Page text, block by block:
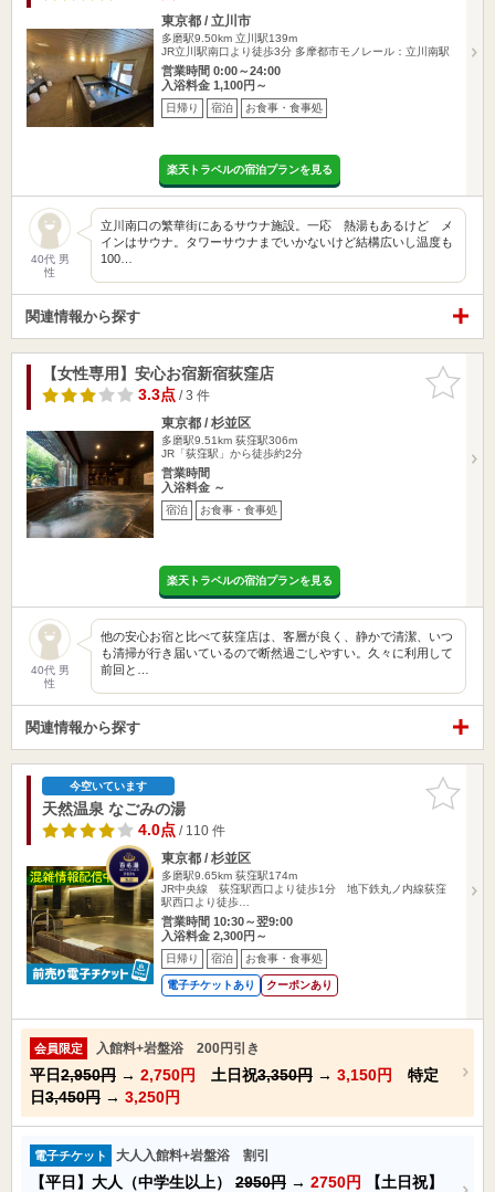
東京都 / 立川市
多磨駅9.50km 立川駅139m
JR立川駅南口より徒歩3分 多摩都市モノレール：立川南駅
営業時間 0:00～24:00
入浴料金 1,100円～
日帰り 宿泊 お食事・食事処
楽天トラベルの宿泊プランを見る
40代 男
性
立川南口の繁華街にあるサウナ施設。一応 熱湯もあるけど メ
インはサウナ。タワーサウナまでいかないけど結構広いし温度も
100…
関連情報から探す
お気に入
りに追加
【女性専用】安心お宿新宿荻窪店
3.3点/ 3 件
東京都 / 杉並区
多磨駅9.51km 荻窪駅306m
JR「荻窪駅」から徒歩約2分
営業時間
入浴料金 ～
宿泊 お食事・食事処
楽天トラベルの宿泊プランを見る
40代 男
性
他の安心お宿と比べて荻窪店は、客層が良く、静かで清潔、いつ
も清掃が行き届いているので断然過ごしやすい。久々に利用して
前回と…
関連情報から探す
お気に入
りに追加
今空いています
天然温泉 なごみの湯
4.0点/ 110 件
東京都 / 杉並区
多磨駅9.65km 荻窪駅174m
JR中央線 荻窪駅西口より徒歩1分 地下鉄丸ノ内線荻窪
駅西口より徒歩…
営業時間 10:30～翌9:00
入浴料金 2,300円～
日帰り 宿泊 お食事・食事処
電子チケットあり クーポンあり
会員限定 入館料+岩盤浴 200円引き
平日2,950円 → 2,750円 土日祝3,350円 → 3,150円
特定
日3,450円 → 3,250円
電子チケット 大人入館料+岩盤浴 割引
【平日】大人（中学生以上） 2950円 → 2750円
【土日祝】